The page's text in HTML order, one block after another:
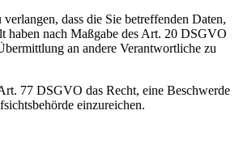
verlangen, dass die Sie betreffenden Daten,
haben nach Maßgabe des Art. 20 DSGVO
an andere Verantwortliche zu
77 DSGVO das Recht, eine Beschwerde
einzureichen.